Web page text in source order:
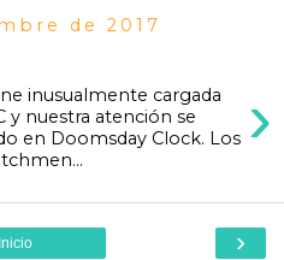
de 2017
›
inusualmente cargada
y nuestra atención se
en Doomsday Clock. Los
›
Inicio